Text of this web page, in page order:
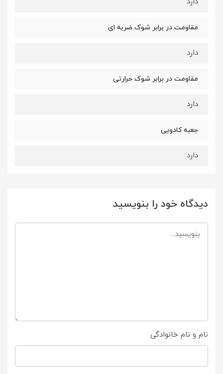
مقاومت در برابر شوک ضربه ای
دارد
مقاومت در برابر شوک حرارتی
دارد
جعبه کادویی
دارد
دیدگاه خود را بنویسید
نام و نام خانوادگی